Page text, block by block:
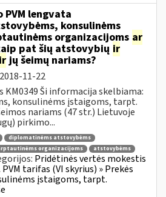
lengvata
konsulinėms
organizacijoms ar
pat šių atstovybių ir
irjų šeimų nariams?
2018-11-22
KM0349 Ši informacija skelbiama:
konsulinėms įstaigoms, tarpt.
nariams (47 str.) Lietuvoje
pirkimo...
diplomatinėms atstovybėms
organizacijoms atstovybėms
Pridėtinės vertės mokestis
tarifas (VI skyrius) » Prekės
įstaigoms, tarpt.